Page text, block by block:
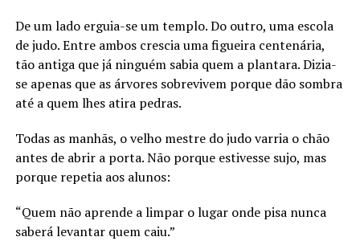
De um lado erguia-se um templo. Do outro, uma escola
de judo. Entre ambos crescia uma figueira centenária,
tão antiga que já ninguém sabia quem a plantara. Dizia-
se apenas que as árvores sobrevivem porque dão sombra
até a quem lhes atira pedras.
Todas as manhãs, o velho mestre do judo varria o chão
antes de abrir a porta. Não porque estivesse sujo, mas
porque repetia aos alunos:
“Quem não aprende a limpar o lugar onde pisa nunca
saberá levantar quem caiu.”